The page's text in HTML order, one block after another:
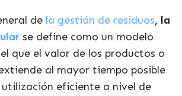
de la gestión de residuos, la
se define como un modelo
que el valor de los productos o
al mayor tiempo posible
eficiente a nivel de